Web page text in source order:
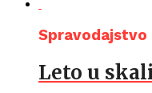
Spravodajstvo
Leto u